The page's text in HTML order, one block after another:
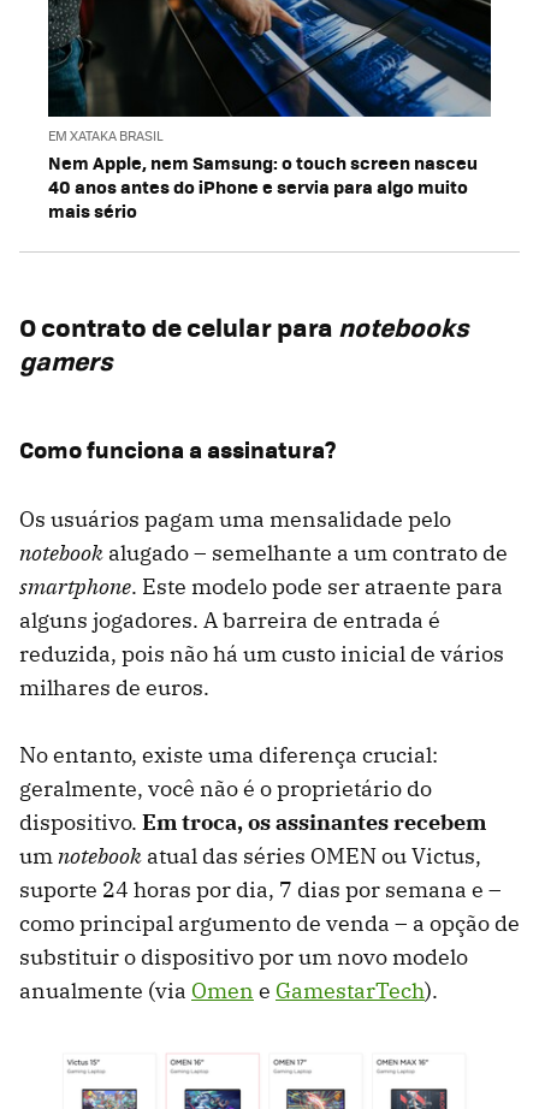
EM XATAKA BRASIL
Nem Apple, nem Samsung: o touch screen nasceu
40 anos antes do iPhone e servia para algo muito
mais sério
O contrato de celular paranotebooks
gamers
Como funciona a assinatura?
Os usuários pagam uma mensalidade pelo
notebook alugado – semelhante a um contrato de
smartphone. Este modelo pode ser atraente para
alguns jogadores. A barreira de entrada é
reduzida, pois não há um custo inicial de vários
milhares de euros.
No entanto, existe uma diferença crucial:
geralmente, você não é o proprietário do
dispositivo. Em troca, os assinantes recebem
umnotebook atual das séries OMEN ou Victus,
suporte 24 horas por dia, 7 dias por semana e –
como principal argumento de venda – a opção de
substituir o dispositivo por um novo modelo
anualmente (via Omen e GamestarTech).